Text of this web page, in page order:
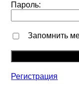
Пароль:
Запомнить
Регистрация